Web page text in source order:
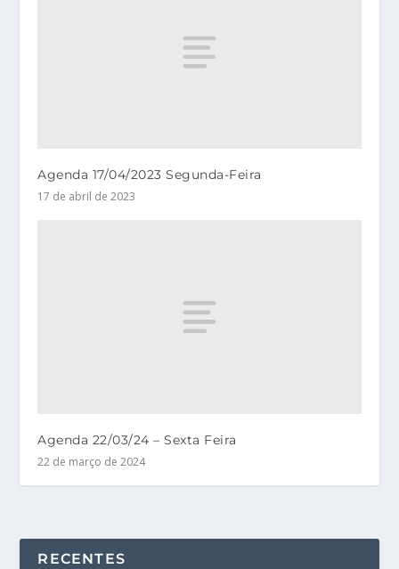
Agenda 17/04/2023 Segunda-Feira
17 de abril de 2023
Agenda 22/03/24 – Sexta Feira
22 de março de 2024
RECENTES